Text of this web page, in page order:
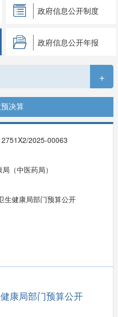
政府信息公开制度
政府信息公开年报
+
决算
2025-00063
（中医药局）
生健康局部门预算公开
康局部门预算公开